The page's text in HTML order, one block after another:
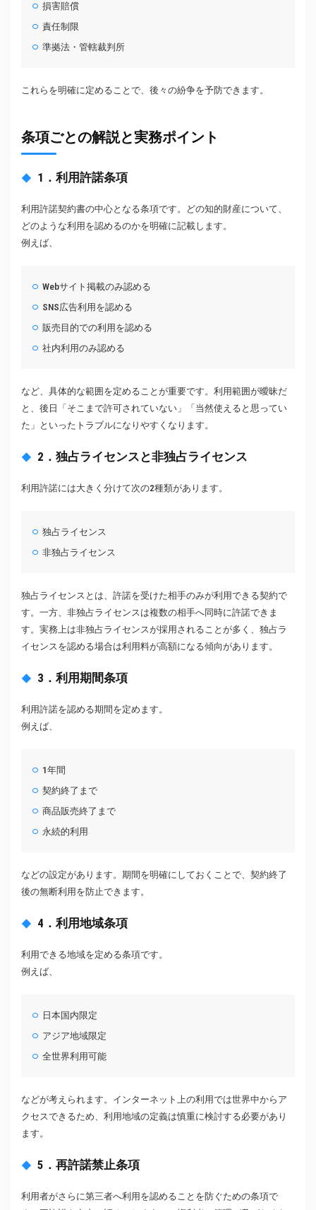
損害賠償
責任制限
準拠法・管轄裁判所
これらを明確に定めることで、後々の紛争を予防できます。
条項ごとの解説と実務ポイント
1．利用許諾条項
利用許諾契約書の中心となる条項です。どの知的財産について、
どのような利用を認めるのかを明確に記載します。
例えば、
Webサイト掲載のみ認める
SNS広告利用を認める
販売目的での利用を認める
社内利用のみ認める
など、具体的な範囲を定めることが重要です。利用範囲が曖昧だ
と、後日「そこまで許可されていない」「当然使えると思ってい
た」といったトラブルになりやすくなります。
2．独占ライセンスと非独占ライセンス
利用許諾には大きく分けて次の2種類があります。
独占ライセンス
非独占ライセンス
独占ライセンスとは、許諾を受けた相手のみが利用できる契約で
す。一方、非独占ライセンスは複数の相手へ同時に許諾できま
す。実務上は非独占ライセンスが採用されることが多く、独占ラ
イセンスを認める場合は利用料が高額になる傾向があります。
3．利用期間条項
利用許諾を認める期間を定めます。
例えば、
1年間
契約終了まで
商品販売終了まで
永続的利用
などの設定があります。期間を明確にしておくことで、契約終了
後の無断利用を防止できます。
4．利用地域条項
利用できる地域を定める条項です。
例えば、
日本国内限定
アジア地域限定
全世界利用可能
などが考えられます。インターネット上の利用では世界中からア
クセスできるため、利用地域の定義は慎重に検討する必要があり
ます。
5．再許諾禁止条項
利用者がさらに第三者へ利用を認めることを防ぐための条項で